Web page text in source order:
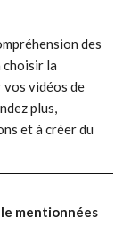
des
choisir la
vidéos de
plus,
et à créer du
mentionnées